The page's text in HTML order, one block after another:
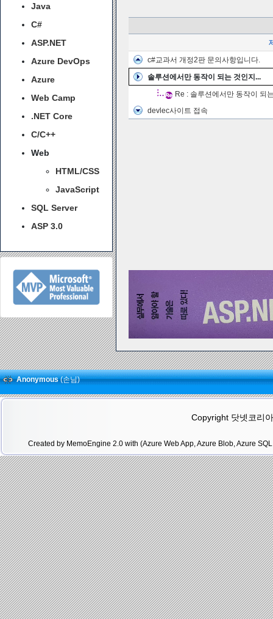
Java
C#
ASP.NET
Azure DevOps
Azure
Web Camp
.NET Core
C/C++
Web
HTML/CSS
JavaScript
SQL Server
ASP 3.0
c#교과서 개정2판 문의사항입니다.
솔루션에서만 동작이 되는 것인지...
Re : 솔루션에서만 동작이 되
devlec사이트 접속
Anonymous(손님)
Copyright 닷넷코리
Created by MemoEngine 2.0 with (Azure Web App, Azure Blob, Azure